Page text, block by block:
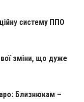
систему ППО
зміни, що дуже
Близнюкам –